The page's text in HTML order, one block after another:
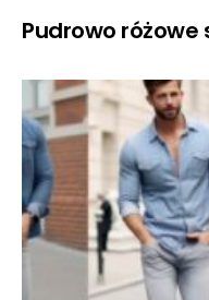
Pudrowo różowe